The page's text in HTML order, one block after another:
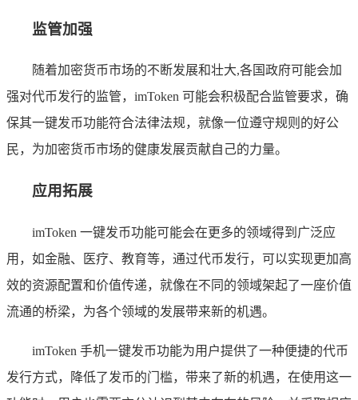
监管加强
随着加密货币市场的不断发展和壮大,各国政府可能会加
强对代币发行的监管，imToken 可能会积极配合监管要求，确
保其一键发币功能符合法律法规，就像一位遵守规则的好公
民，为加密货币市场的健康发展贡献自己的力量。
应用拓展
imToken 一键发币功能可能会在更多的领域得到广泛应
用，如金融、医疗、教育等，通过代币发行，可以实现更加高
效的资源配置和价值传递，就像在不同的领域架起了一座价值
流通的桥梁，为各个领域的发展带来新的机遇。
imToken 手机一键发币功能为用户提供了一种便捷的代币
发行方式，降低了发币的门槛，带来了新的机遇，在使用这一